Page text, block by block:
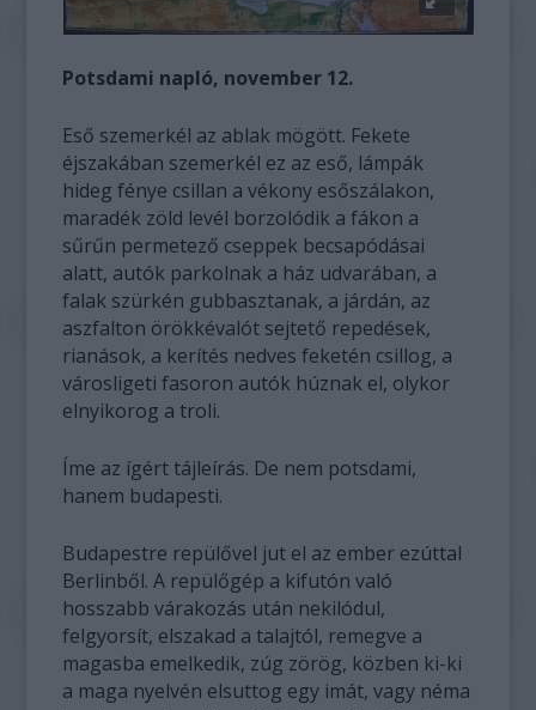
Potsdami napló, november 12.
Eső szemerkél az ablak mögött. Fekete
éjszakában szemerkél ez az eső, lámpák
hideg fénye csillan a vékony esőszálakon,
maradék zöld levél borzolódik a fákon a
sűrűn permetező cseppek becsapódásai
alatt, autók parkolnak a ház udvarában, a
falak szürkén gubbasztanak, a járdán, az
aszfalton örökkévalót sejtető repedések,
rianások, a kerítés nedves feketén csillog, a
városligeti fasoron autók húznak el, olykor
elnyikorog a troli.
Íme az ígért tájleírás. De nem potsdami,
hanem budapesti.
Budapestre repülővel jut el az ember ezúttal
Berlinből. A repülőgép a kifutón való
hosszabb várakozás után nekilódul,
felgyorsít, elszakad a talajtól, remegve a
magasba emelkedik, zúg zörög, közben ki-ki
a maga nyelvén elsuttog egy imát, vagy néma